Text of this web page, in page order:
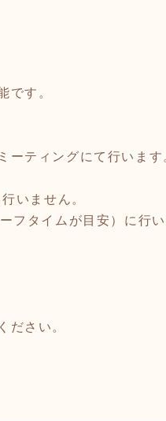
です。
ーティングにて行います
いません。
フタイムが目安）に行い
ださい。